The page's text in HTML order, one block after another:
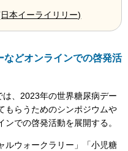
本イーライリリー)
などオンラインでの啓発活
、2023年の世界糖尿病デー
もらうためのシンポジウムや
での啓発活動を展開する。
ウォークラリー」「小児糖